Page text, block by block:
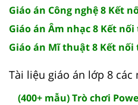
Giáo án Công nghệ 8 Kết
Giáo án Âm nhạc 8 Kết
Giáo án Mĩ thuật 8 Kết
Tài liệu giáo án lớp 8 các
(400+ mẫu) Trò chơi